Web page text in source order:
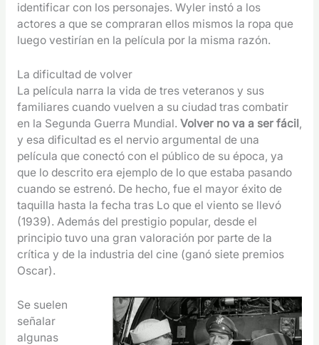
identificar con los personajes. Wyler instó a los
actores a que se compraran ellos mismos la ropa que
luego vestirían en la película por la misma razón.
La dificultad de volver
La película narra la vida de tres veteranos y sus
familiares cuando vuelven a su ciudad tras combatir
en la Segunda Guerra Mundial. Volver no va a ser fácil,
y esa dificultad es el nervio argumental de una
película que conectó con el público de su época, ya
que lo descrito era ejemplo de lo que estaba pasando
cuando se estrenó. De hecho, fue el mayor éxito de
taquilla hasta la fecha tras Lo que el viento se llevó
(1939). Además del prestigio popular, desde el
principio tuvo una gran valoración por parte de la
crítica y de la industria del cine (ganó siete premios
Oscar).
Se suelen
señalar
algunas